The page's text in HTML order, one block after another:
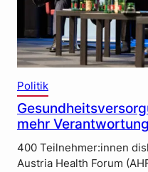
Politik
mehr
400 Teilnehmer:innen
Austria Health Forum